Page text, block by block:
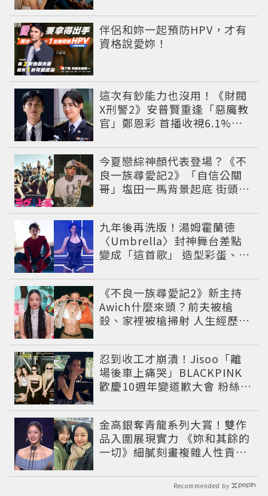
伴侶和妳一起預防HPV，才有
資格說愛妳！
PR
這次有鈔能力也沒用！《財閥
X刑警2》安普賢重逢「惡魔教
官」鄭恩彩 首播收視6.1%超
今夏戀綜神顏代表登場？《不
良一族尋愛記2》「自信公關
哥」塩田一馬背景起底 街頭辣
九年後再洗版！湯姆霍蘭德
〈Umbrella〉封神舞台差點
變成「這首歌」 造型彩蛋、暖
《不良一族尋愛記2》新主持
Awich什麼來頭？前夫被槍
殺、家裡被槍掃射 人生經歷比
忍到收工才崩潰！Jisoo「離
場後車上痛哭」BLACKPINK
歡慶10週年變道歉大會 粉絲看
金高銀奪青龍系列大賞！雙作
品入圍展現實力 《妳和其餘的
一切》細膩刻畫複雜人性貢獻
Recommended by